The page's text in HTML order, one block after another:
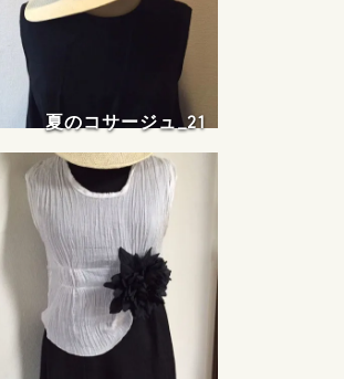
夏のコサージュ_21